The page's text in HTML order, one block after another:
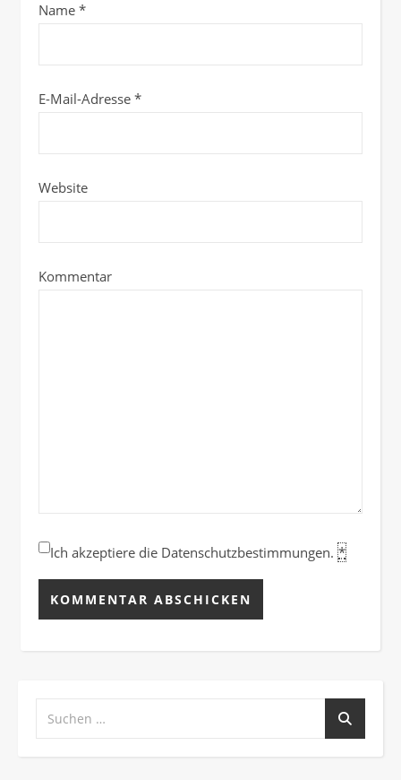
Name *
E-Mail-Adresse *
Website
Kommentar
Ich akzeptiere die Datenschutzbestimmungen. *